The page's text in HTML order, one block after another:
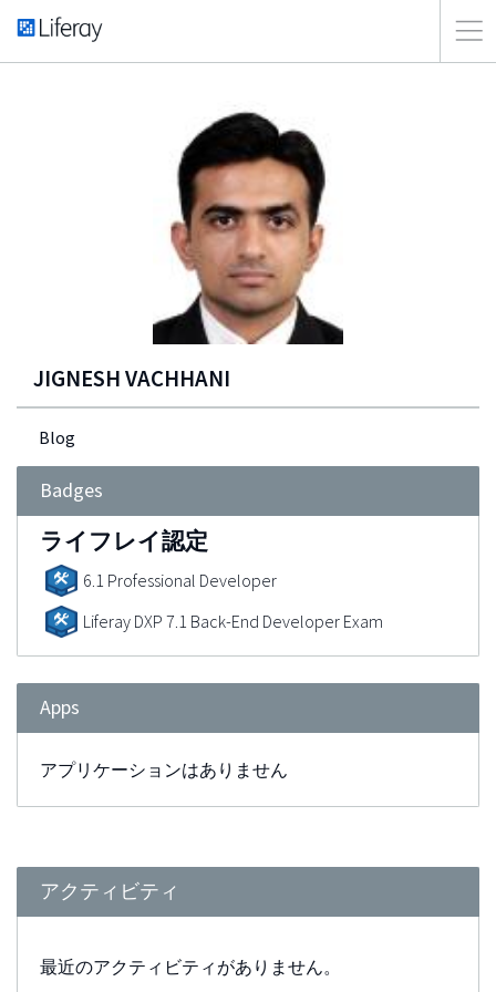
JIGNESH VACHHANI
Blog
Badges
ライフレイ認定
6.1 Professional Developer
Liferay DXP 7.1 Back-End Developer Exam
Apps
アプリケーションはありません
アクティビティ
最近のアクティビティがありません。